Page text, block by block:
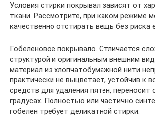
Условия стирки покрывал зависят от
ткани. Рассмотрите, при каком режиме
качественно отстирать вещь без риска
Гобеленовое покрывало. Отличается
структурой и оригинальным внешним
материал из хлопчатобумажной нити
практически не выцветает, устойчив к
средств для удаления пятен, переносит
градусах. Полностью или частично
гобелен требует деликатной стирки.